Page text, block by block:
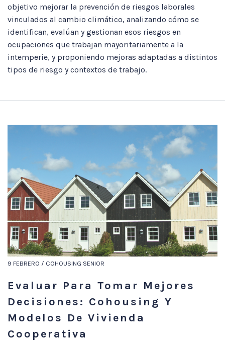
objetivo mejorar la prevención de riesgos laborales
vinculados al cambio climático, analizando cómo se
identifican, evalúan y gestionan esos riesgos en
ocupaciones que trabajan mayoritariamente a la
intemperie, y proponiendo mejoras adaptadas a distintos
tipos de riesgo y contextos de trabajo.
9 FEBRERO / COHOUSING SENIOR
Evaluar Para Tomar Mejores
Decisiones: Cohousing Y
Modelos De Vivienda
Cooperativa